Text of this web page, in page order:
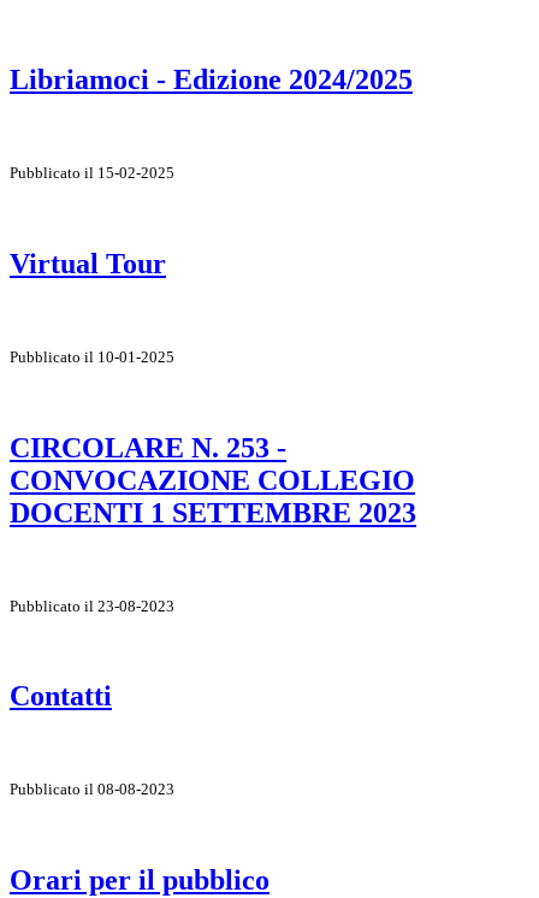
Libriamoci - Edizione 2024/2025
Pubblicato il 15-02-2025
Virtual Tour
Pubblicato il 10-01-2025
CIRCOLARE N. 253 -
CONVOCAZIONE COLLEGIO
DOCENTI 1 SETTEMBRE 2023
Pubblicato il 23-08-2023
Contatti
Pubblicato il 08-08-2023
Orari per il pubblico